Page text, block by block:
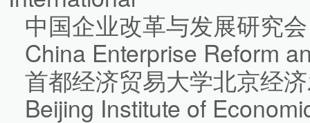
中国企业改革与发展研究会
China Enterprise Reform
首都经济贸易大学北京经
Beijing Institute of